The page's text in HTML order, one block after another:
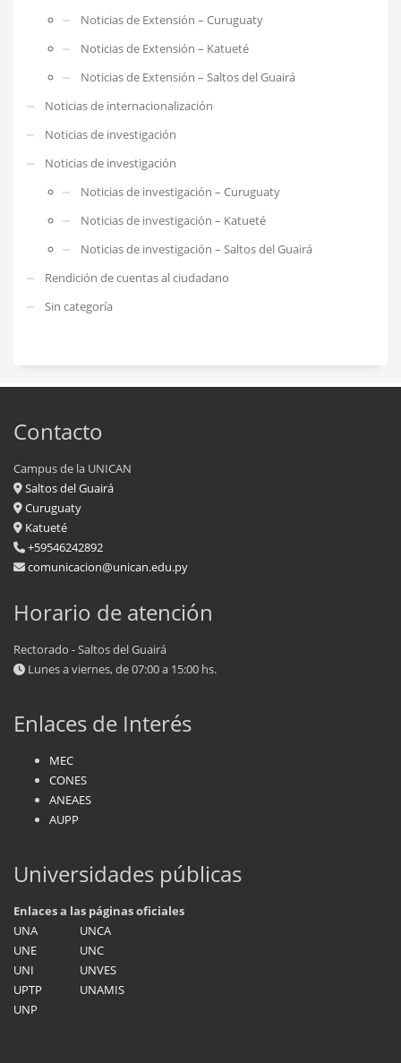
Noticias de Extensión – Curuguaty
Noticias de Extensión – Katueté
Noticias de Extensión – Saltos del Guairá
Noticias de internacionalización
Noticias de investigación
Noticias de investigación
Noticias de investigación – Curuguaty
Noticias de investigación – Katueté
Noticias de investigación – Saltos del Guairá
Rendición de cuentas al ciudadano
Sin categoría
Contacto
Campus de la UNICAN
Saltos del Guairá
Curuguaty
Katueté
+59546242892
comunicacion@unican.edu.py
Horario de atención
Rectorado - Saltos del Guairá
Lunes a viernes, de 07:00 a 15:00 hs.
Enlaces de Interés
MEC
CONES
ANEAES
AUPP
Universidades públicas
Enlaces a las páginas oficiales
UNA
UNCA
UNE
UNC
UNI
UNVES
UPTP
UNAMIS
UNP